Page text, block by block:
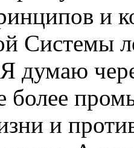
и
Системы
более
и